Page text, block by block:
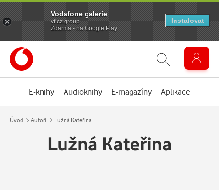
E-knihy Audioknihy E-magazíny Aplikace
Úvod Autoři Lužná Kateřina
Lužná Kateřina
Vodafone galerie
vf.cz.group
Zdarma - na Google Play
Instalovat